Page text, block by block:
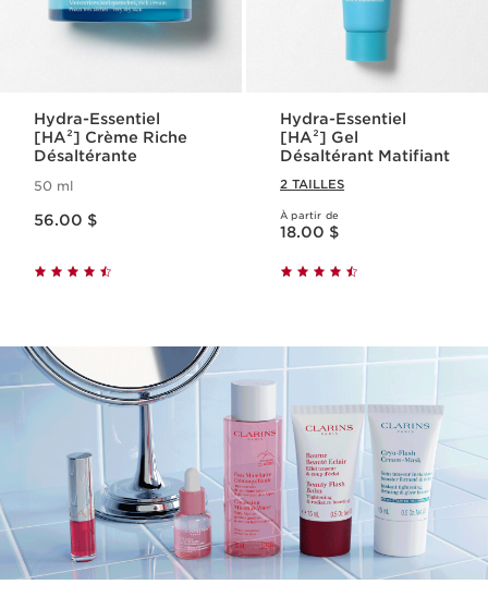
Hydra-Essentiel
[HA²] Crème Riche
Désaltérante
50 ml
56.00 $
Hydra-Essentiel
[HA²] Gel
Désaltérant Matifiant
2 TAILLES
À partir de
Nouveau prix 18.00 $
18.00 $